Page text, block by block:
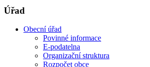
Úřad
Obecní úřad
Povinné informace
E-podatelna
Organizační struktura
Rozpočet obce